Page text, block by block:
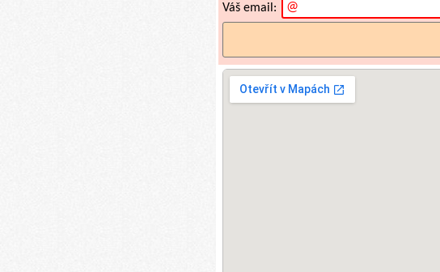
Váš email: